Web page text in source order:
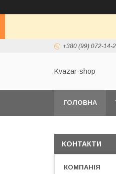
+380 (99) 072-14-
Kvazar-shop
ГОЛОВНА
КОНТАКТИ